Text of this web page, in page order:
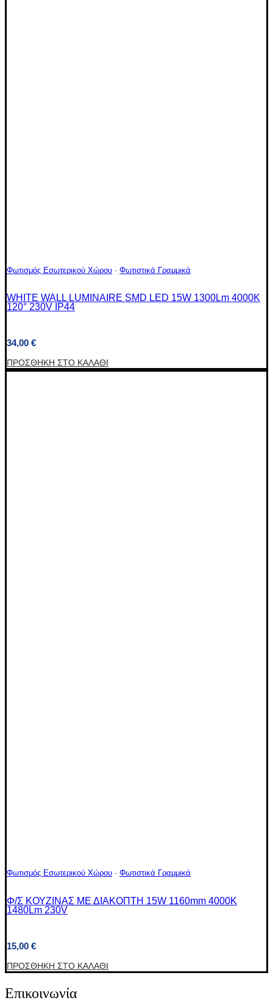
Φωτισμός Εσωτερικού Χώρου - Φωτιστικά Γραμμικά
WHITE WALL LUMINAIRE SMD LED 15W 1300Lm 4000K
120° 230V IP44
34,00 €
ΠΡΟΣΘΉΚΗ ΣΤΟ ΚΑΛΆΘΙ
Φωτισμός Εσωτερικού Χώρου - Φωτιστικά Γραμμικά
Φ/Σ ΚΟΥΖΙΝΑΣ ΜΕ ΔΙΑΚΟΠΤΗ 15W 1160mm 4000K
1480Lm 230V
15,00 €
ΠΡΟΣΘΉΚΗ ΣΤΟ ΚΑΛΆΘΙ
Επικοινωνία